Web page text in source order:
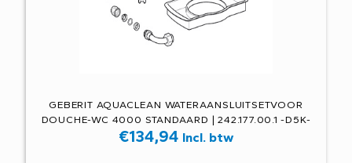
GEBERIT AQUACLEAN WATERAANSLUITSETVOOR
DOUCHE-WC 4000 STANDAARD | 242.177.00.1 -D5K-
€134,94 Incl. btw